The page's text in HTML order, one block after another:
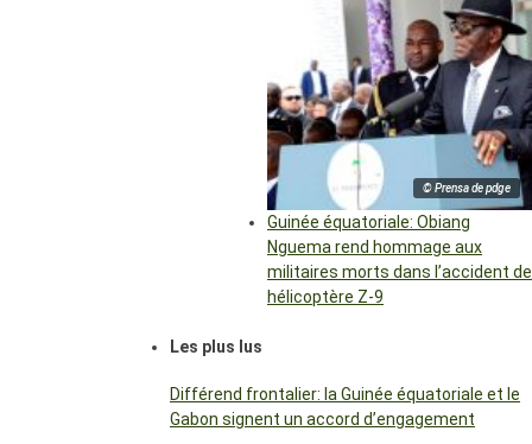
© Prensa de pdge
Guinée équatoriale: Obiang
Nguema rend hommage aux
militaires morts dans l’accident de
hélicoptère Z-9
Les plus lus
Différend frontalier: la Guinée équatoriale et le
Gabon signent un accord d’engagement